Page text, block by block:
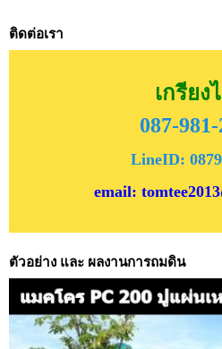
ติดต่อเรา
เกรียง
087-
LineID:
email:
ตัวอย่าง และ ผลงานการถมดิน